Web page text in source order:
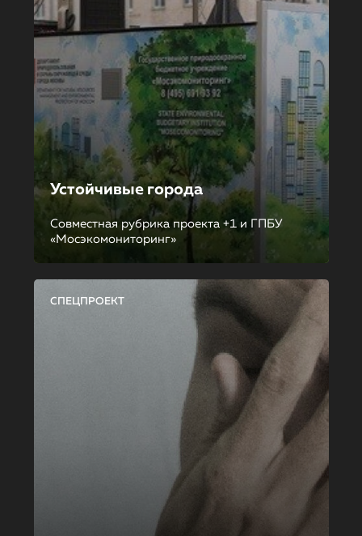
Устойчивые города
Совместная рубрика проекта +1 и ГПБУ
«Мосэкомониторинг»
СПЕЦПРОЕКТ